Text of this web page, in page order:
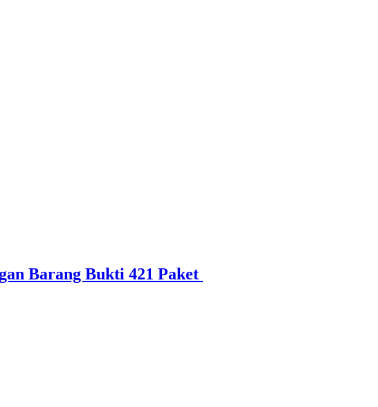
Barang Bukti 421 Paket